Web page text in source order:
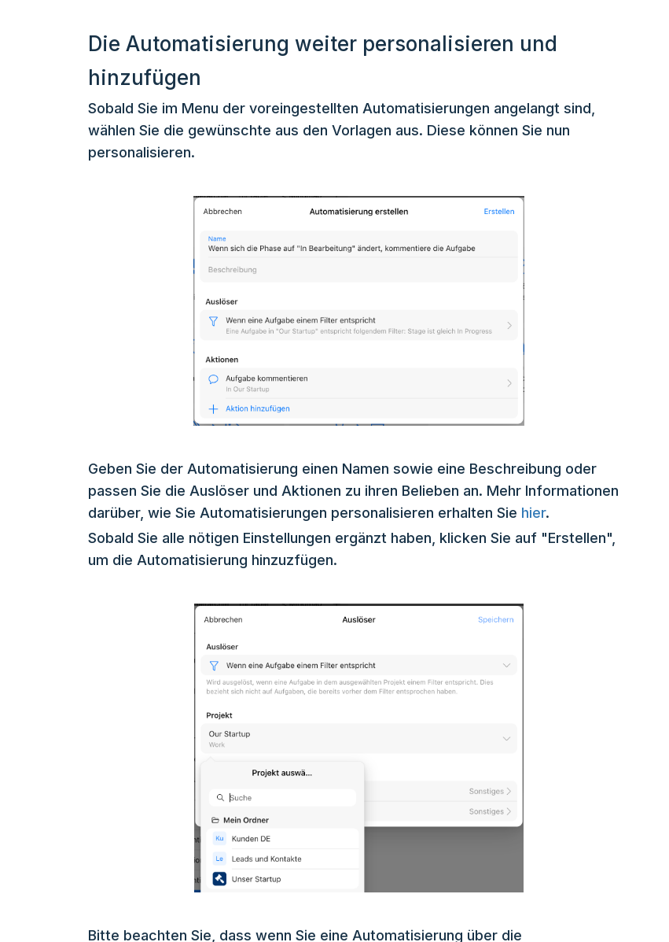
Die Automatisierung weiter personalisieren und
hinzufügen
Sobald Sie im Menu der voreingestellten Automatisierungen angelangt sind,
wählen Sie die gewünschte aus den Vorlagen aus. Diese können Sie nun
personalisieren.
Geben Sie der Automatisierung einen Namen sowie eine Beschreibung oder
passen Sie die Auslöser und Aktionen zu ihren Belieben an. Mehr Informationen
darüber, wie Sie Automatisierungen personalisieren erhalten Sie hier.
Sobald Sie alle nötigen Einstellungen ergänzt haben, klicken Sie auf "Erstellen",
um die Automatisierung hinzuzfügen.
Bitte beachten Sie, dass wenn Sie eine Automatisierung über die